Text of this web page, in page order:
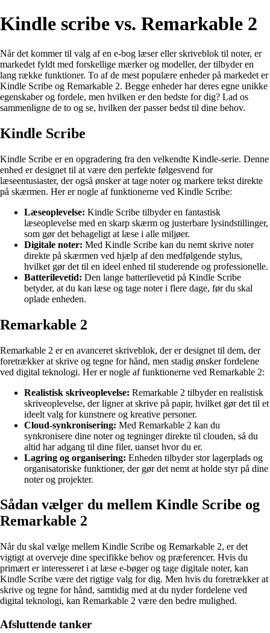
Kindle scribe vs. Remarkable 2
Når det kommer til valg af en e-bog læser eller skriveblok til noter, er
markedet fyldt med forskellige mærker og modeller, der tilbyder en
lang række funktioner. To af de mest populære enheder på markedet er
Kindle Scribe og Remarkable 2. Begge enheder har deres egne unikke
egenskaber og fordele, men hvilken er den bedste for dig? Lad os
sammenligne de to og se, hvilken der passer bedst til dine behov.
Kindle Scribe
Kindle Scribe er en opgradering fra den velkendte Kindle-serie. Denne
enhed er designet til at være den perfekte følgesvend for
læseentusiaster, der også ønsker at tage noter og markere tekst direkte
på skærmen. Her er nogle af funktionerne ved Kindle Scribe:
Læseoplevelse: Kindle Scribe tilbyder en fantastisk
læseoplevelse med en skarp skærm og justerbare lysindstillinger,
som gør det behageligt at læse i alle miljøer.
Digitale noter: Med Kindle Scribe kan du nemt skrive noter
direkte på skærmen ved hjælp af den medfølgende stylus,
hvilket gør det til en ideel enhed til studerende og professionelle.
Batterilevetid: Den lange batterilevetid på Kindle Scribe
betyder, at du kan læse og tage noter i flere dage, før du skal
oplade enheden.
Remarkable 2
Remarkable 2 er en avanceret skriveblok, der er designet til dem, der
foretrækker at skrive og tegne for hånd, men stadig ønsker fordelene
ved digital teknologi. Her er nogle af funktionerne ved Remarkable 2:
Realistisk skriveoplevelse: Remarkable 2 tilbyder en realistisk
skriveoplevelse, der ligner at skrive på papir, hvilket gør det til et
ideelt valg for kunstnere og kreative personer.
Cloud-synkronisering: Med Remarkable 2 kan du
synkronisere dine noter og tegninger direkte til clouden, så du
altid har adgang til dine filer, uanset hvor du er.
Lagring og organisering: Enheden tilbyder stor lagerplads og
organisatoriske funktioner, der gør det nemt at holde styr på dine
noter og projekter.
Sådan vælger du mellem Kindle Scribe og
Remarkable 2
Når du skal vælge mellem Kindle Scribe og Remarkable 2, er det
vigtigt at overveje dine specifikke behov og præferencer. Hvis du
primært er interesseret i at læse e-bøger og tage digitale noter, kan
Kindle Scribe være det rigtige valg for dig. Men hvis du foretrækker at
skrive og tegne for hånd, samtidig med at du nyder fordelene ved
digital teknologi, kan Remarkable 2 være den bedre mulighed.
Afsluttende tanker